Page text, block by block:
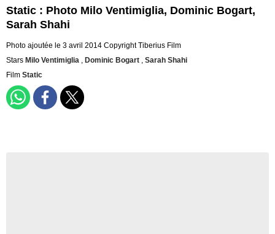
Static : Photo Milo Ventimiglia, Dominic Bogart,
Sarah Shahi
Photo ajoutée le 3 avril 2014 Copyright Tiberius Film
Stars Milo Ventimiglia , Dominic Bogart , Sarah Shahi
Film Static